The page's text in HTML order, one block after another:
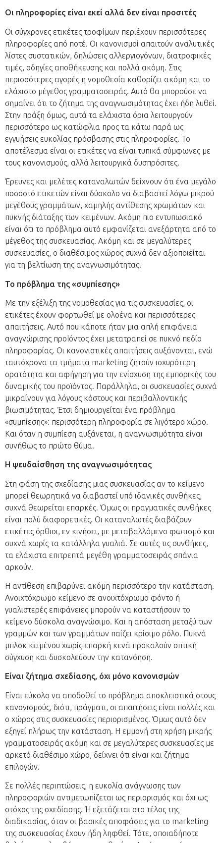
Οι πληροφορίες είναι εκεί αλλά δεν είναι προσιτές
Οι σύγχρονες ετικέτες τροφίμων περιέχουν περισσότερες
πληροφορίες από ποτέ. Οι κανονισμοί απαιτούν αναλυτικές
λίστες συστατικών, δηλώσεις αλλεργιογόνων, διατροφικές
τιμές, οδηγίες αποθήκευσης και πολλά ακόμη. Στις
περισσότερες αγορές η νομοθεσία καθορίζει ακόμη και το
ελάχιστο μέγεθος γραμματοσειράς. Αυτό θα μπορούσε να
σημαίνει ότι το ζήτημα της αναγνωσιμότητας έχει ήδη λυθεί.
Στην πράξη όμως, αυτά τα ελάχιστα όρια λειτουργούν
περισσότερο ως κατώφλια προς τα κάτω παρά ως
εγγυήσεις ευκολίας πρόσβασης στις πληροφορίες. Το
αποτέλεσμα είναι οι ετικέτες να είναι τυπικά σύμφωνες με
τους κανονισμούς, αλλά λειτουργικά δυσπρόσιτες.
Έρευνες και μελέτες καταναλωτών δείχνουν ότι ένα μεγάλο
ποσοστό ετικετών είναι δύσκολο να διαβαστεί λόγω μικρού
μεγέθους γραμμάτων, χαμηλής αντίθεσης χρωμάτων και
πυκνής διάταξης των κειμένων. Ακόμη πιο εντυπωσιακό
είναι ότι το πρόβλημα αυτό εμφανίζεται ανεξάρτητα από το
μέγεθος της συσκευασίας. Ακόμη και σε μεγαλύτερες
συσκευασίες, ο διαθέσιμος χώρος συχνά δεν αξιοποιείται
για τη βελτίωση της αναγνωσιμότητας.
Το πρόβλημα της «συμπίεσης»
Με την εξέλιξη της νομοθεσίας για τις συσκευασίες, οι
ετικέτες έχουν φορτωθεί με ολοένα και περισσότερες
απαιτήσεις. Αυτό που κάποτε ήταν μια απλή επιφάνεια
αναγνώρισης προϊόντος έχει μετατραπεί σε πυκνό πεδίο
πληροφορίας. Οι κανονιστικές απαιτήσεις αυξάνονται, ενώ
ταυτόχρονα τα τμήματα marketing ζητούν ισχυρότερη
ορατότητα και αφήγηση για την ενίσχυση της εμπορικής του
δυναμικής του προϊόντος. Παράλληλα, οι συσκευασίες συχνά
μικραίνουν για λόγους κόστους και περιβαλλοντικής
βιωσιμότητας. Έτσι δημιουργείται ένα πρόβλημα
«συμπίεσης»: περισσότερη πληροφορία σε λιγότερο χώρο.
Και όταν η συμπίεση αυξάνεται, η αναγνωσιμότητα είναι
συνήθως το πρώτο θύμα.
Η ψευδαίσθηση της αναγνωσιμότητας
Στη φάση της σχεδίασης μιας συσκευασίας αν το κείμενο
μπορεί θεωρητικά να διαβαστεί υπό ιδανικές συνθήκες,
συχνά θεωρείται επαρκές. Όμως οι πραγματικές συνθήκες
είναι πολύ διαφορετικές. Οι καταναλωτές διαβάζουν
ετικέτες όρθιοι, εν κινήσει, με μεταβαλλόμενο φωτισμό και
συχνά χωρίς τα κατάλληλα γυαλιά. Σε αυτές τις συνθήκες,
τα ελάχιστα επιτρεπτά μεγέθη γραμματοσειράς σπάνια
αρκούν.
Η αντίθεση επιβαρύνει ακόμη περισσότερο την κατάσταση.
Ανοιχτόχρωμο κείμενο σε ανοιχτόχρωμο φόντο ή
γυαλιστερές επιφάνειες μπορούν να καταστήσουν το
κείμενο δύσκολα αναγνώσιμο. Και η απόσταση μεταξύ των
γραμμών και των γραμμάτων παίζει κρίσιμο ρόλο. Πυκνά
μπλοκ κειμένου χωρίς επαρκή κενά προκαλούν οπτική
σύγχυση και δυσκολεύουν την κατανόηση.
Είναι ζήτημα σχεδίασης, όχι μόνο κανονισμών
Είναι εύκολο να αποδοθεί το πρόβλημα αποκλειστικά στους
κανονισμούς, διότι, πράγματι, οι απαιτήσεις είναι πολλές και
ο χώρος στις συσκευασίες περιορισμένος. Όμως αυτό δεν
εξηγεί πλήρως την κατάσταση. Η εμμονή στη χρήση μικρής
γραμματοσειράς ακόμη και σε μεγαλύτερες συσκευασίες με
αρκετό διαθέσιμο χώρο, δείχνει ότι είναι και ζήτημα
επιλογών.
Σε πολλές περιπτώσεις, η ευκολία ανάγνωσης των
πληροφοριών αντιμετωπίζεται ως περιορισμός και όχι ως
στόχος της σχεδίασης. Ή εξετάζεται στο τέλος της
διαδικασίας, όταν οι βασικές αποφάσεις για το marketing
της συσκευασίας έχουν ήδη ληφθεί. Τότε, οποιαδήποτε